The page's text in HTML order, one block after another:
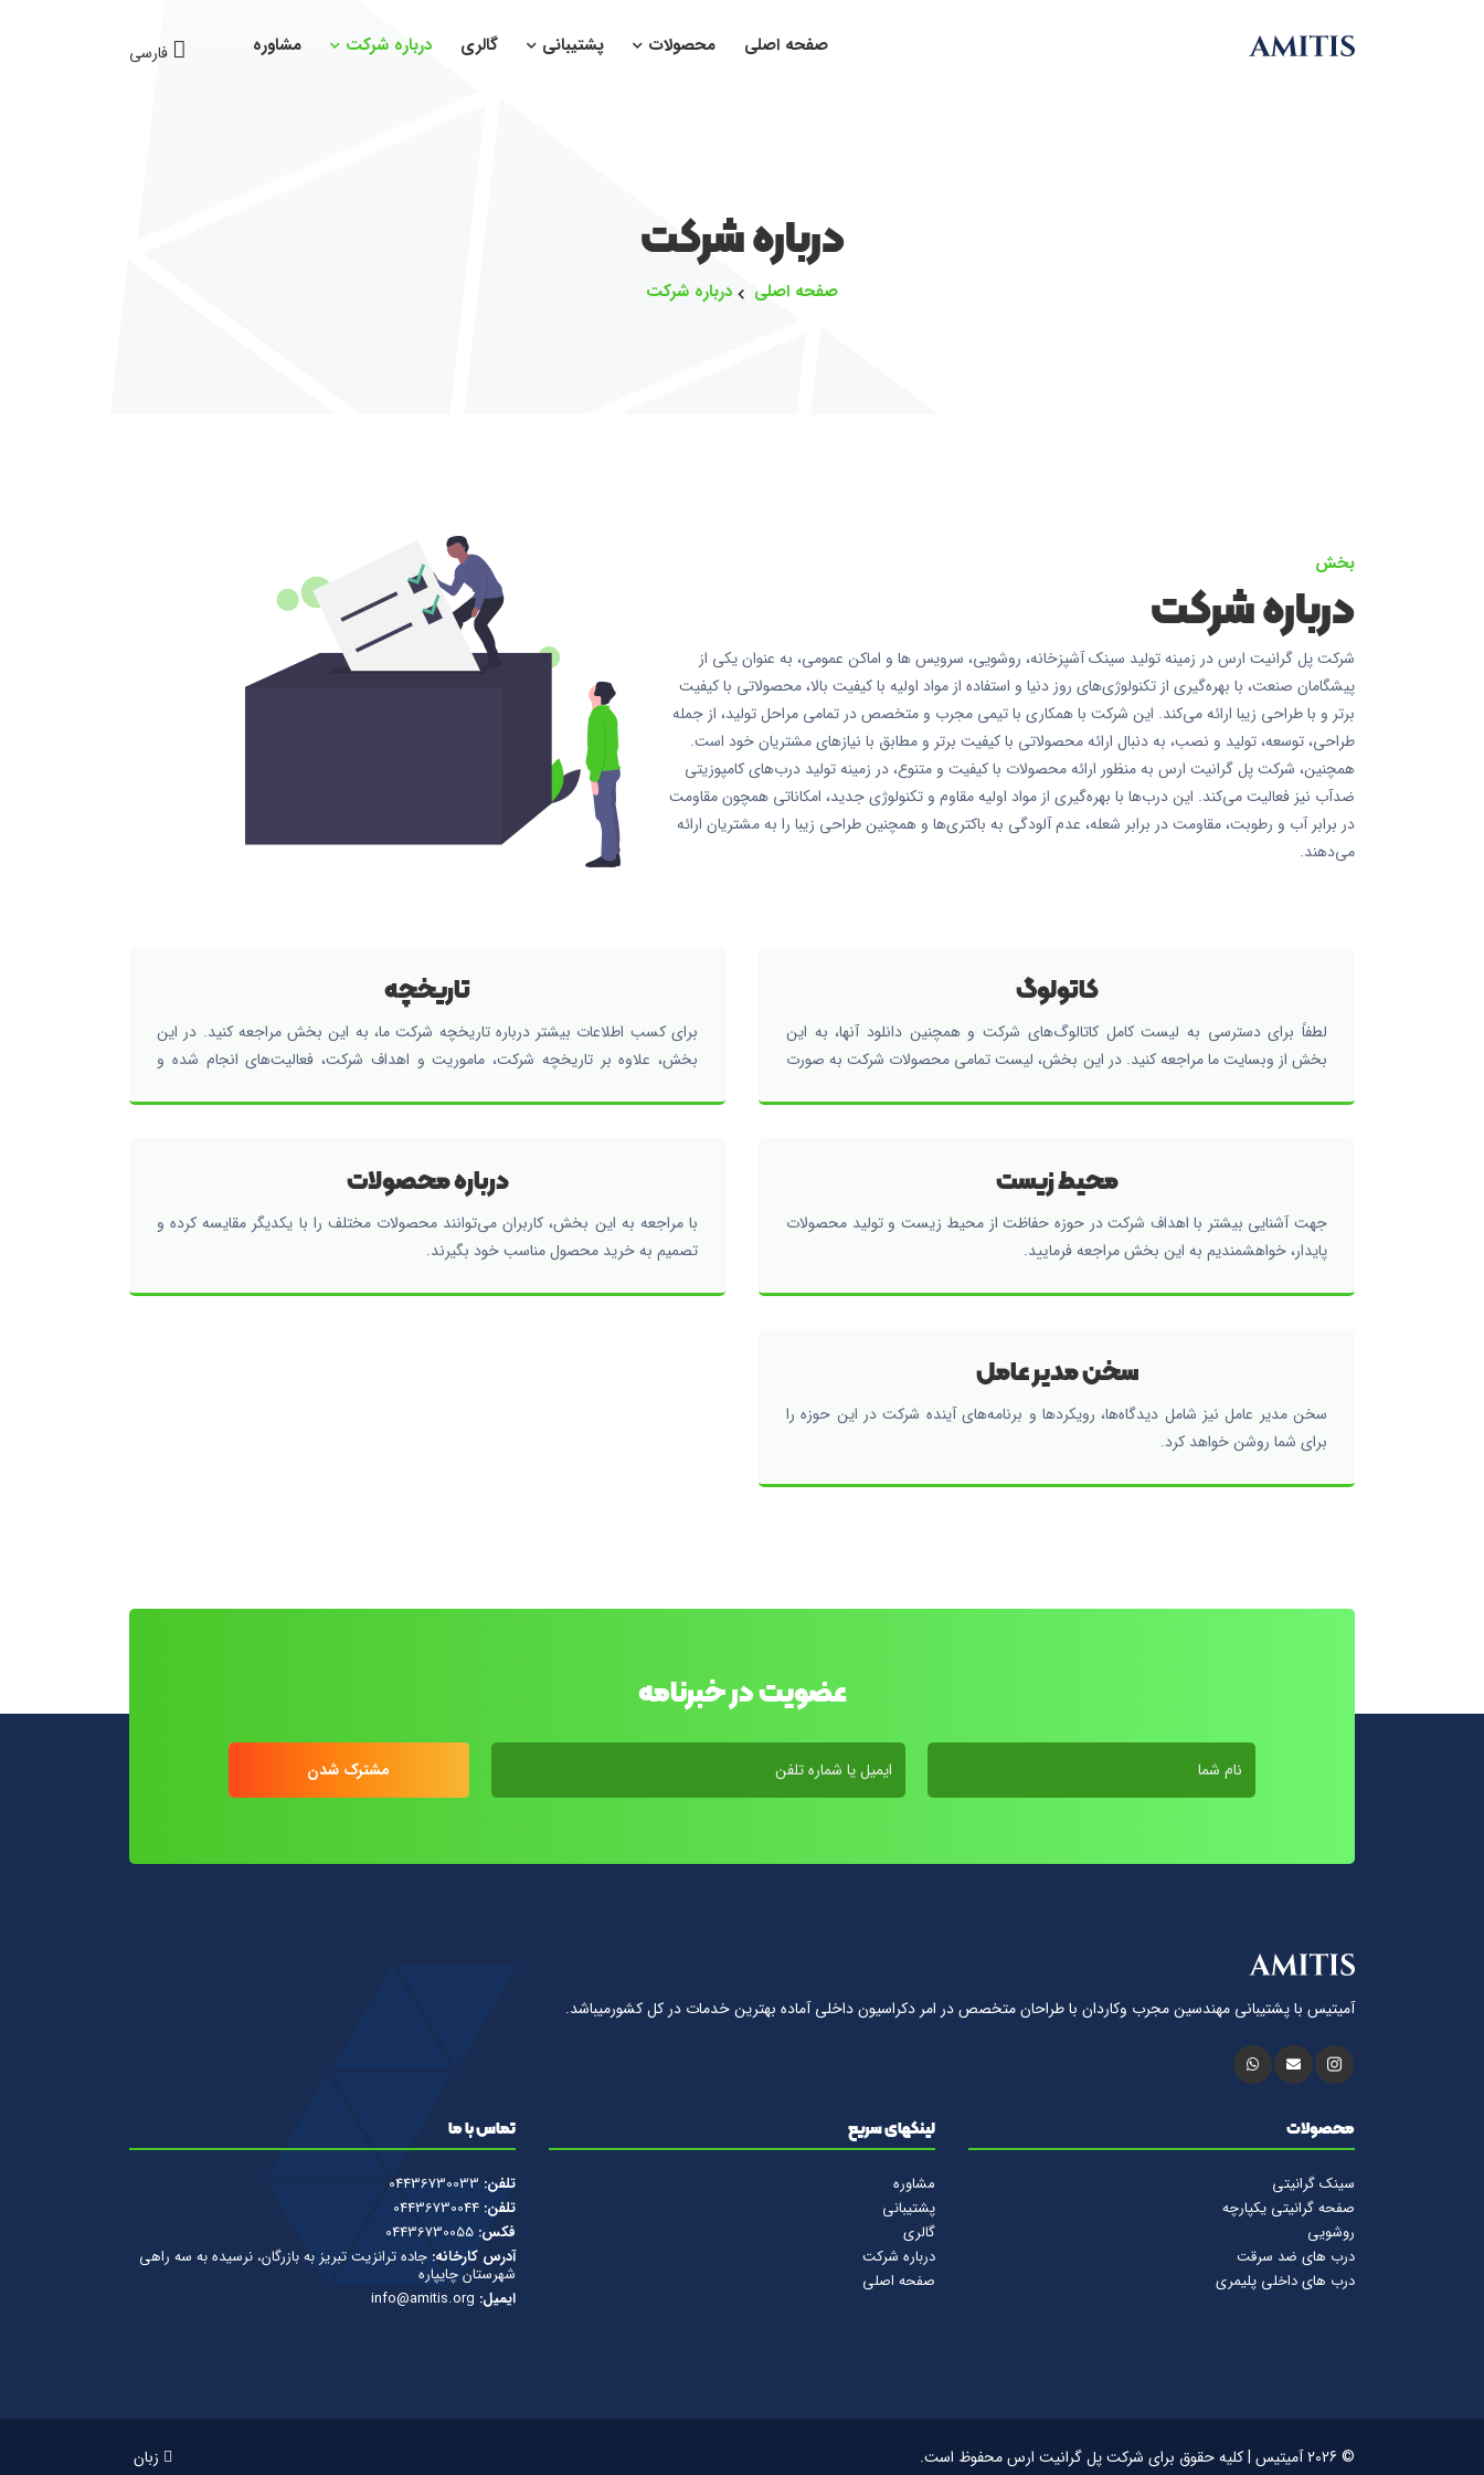
صفحه اصلی محصولات پشتیبانی گالری درباره شرکت مشاوره فارسی
درباره شرکت
صفحه اصلی درباره شرکت
بخش
درباره شرکت
شرکت پل گرانیت ارس در زمینه تولید سینک آشپزخانه، روشویی، سرویس ها و اماکن عمومی، به عنوان یکی از
پیشگامان صنعت، با بهره‌گیری از تکنولوژی‌های روز دنیا و استفاده از مواد اولیه با کیفیت بالا، محصولاتی با کیفیت
برتر و با طراحی زیبا ارائه می‌کند. این شرکت با همکاری با تیمی مجرب و متخصص در تمامی مراحل تولید، از جمله
طراحی، توسعه، تولید و نصب، به دنبال ارائه محصولاتی با کیفیت برتر و مطابق با نیازهای مشتریان خود است.
همچنین، شرکت پل گرانیت ارس به منظور ارائه محصولات با کیفیت و متنوع، در زمینه تولید درب‌های کامپوزیتی
ضدآب نیز فعالیت می‌کند. این درب‌ها با بهره‌گیری از مواد اولیه مقاوم و تکنولوژی جدید، امکاناتی همچون مقاومت
در برابر آب و رطوبت، مقاومت در برابر شعله، عدم آلودگی به باکتری‌ها و همچنین طراحی زیبا را به مشتریان ارائه
می‌دهند.
کاتولوگ
لطفاً برای دسترسی به لیست کامل کاتالوگ‌های شرکت و همچنین دانلود آنها، به این
بخش از وبسایت ما مراجعه کنید. در این بخش، لیست تمامی محصولات شرکت به صورت
تاریخچه
برای کسب اطلاعات بیشتر درباره تاریخچه شرکت ما، به این بخش مراجعه کنید. در این
بخش، علاوه بر تاریخچه شرکت، ماموریت و اهداف شرکت، فعالیت‌های انجام شده و
محیط زیست
جهت آشنایی بیشتر با اهداف شرکت در حوزه حفاظت از محیط زیست و تولید محصولات
پایدار، خواهشمندیم به این بخش مراجعه فرمایید.
درباره محصولات
با مراجعه به این بخش، کاربران می‌توانند محصولات مختلف را با یکدیگر مقایسه کرده و
تصمیم به خرید محصول مناسب خود بگیرند.
سخن مدیر عامل
سخن مدیر عامل نیز شامل دیدگاه‌ها، رویکردها و برنامه‌های آینده شرکت در این حوزه را
برای شما روشن خواهد کرد.
عضویت در خبرنامه
مشترک شدن
آمیتیس با پشتيبانى مهندسين مجرب وكاردان با طراحان متخصص در امر دكراسيون داخلى آماده بهترين خدمات در كل كشورمیباشد.
محصولات
سینک گرانیتی
صفحه گرانیتی یکپارچه
روشویی
درب های ضد سرقت
درب های داخلی پلیمری
لینکهای سریع
مشاوره
پشتیبانی
گالری
درباره شرکت
صفحه اصلی
تماس با ما
تلفن: 04436730033
تلفن: 04436730044
فکس: 04436730055
آدرس کارخانه: جاده ترانزیت تبریز به بازرگان، نرسیده به سه راهی
شهرستان چایپاره
ایمیل: info@amitis.org
© 2026 آمیتیس | کلیه حقوق برای شرکت پل گرانیت ارس محفوظ است. زبان